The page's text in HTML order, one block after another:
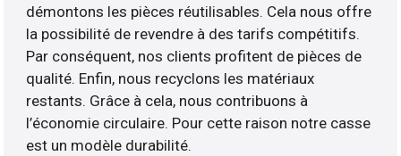
démontons les pièces réutilisables. Cela nous offre
la possibilité de revendre à des tarifs compétitifs.
Par conséquent, nos clients profitent de pièces de
qualité. Enfin, nous recyclons les matériaux
restants. Grâce à cela, nous contribuons à
l’économie circulaire. Pour cette raison notre casse
est un modèle durabilité.